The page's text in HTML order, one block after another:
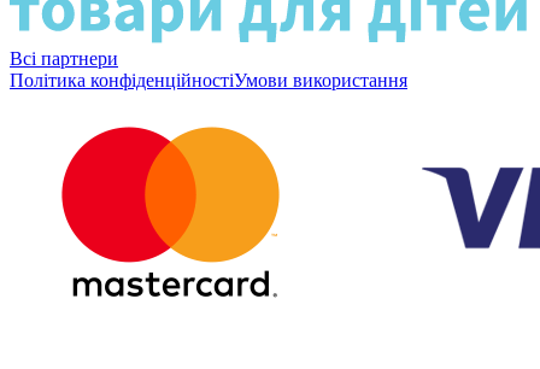
Всі партнери
Політика конфіденційностіУмови використання